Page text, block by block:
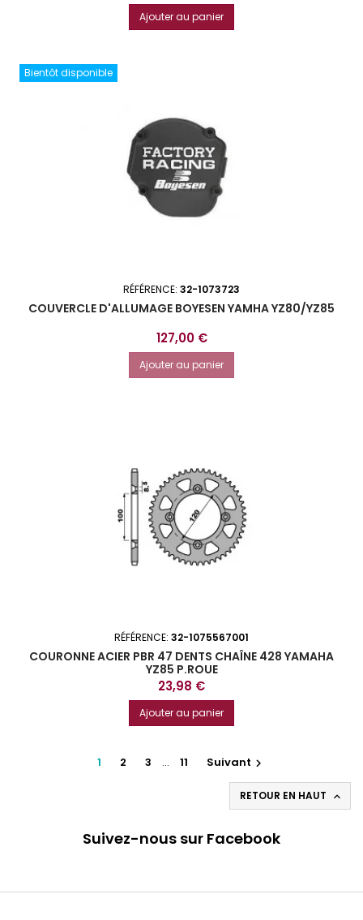
Ajouter au panier
Bientôt disponible
RÉFÉRENCE: 32-1073723
COUVERCLE D'ALLUMAGE BOYESEN YAMHA YZ80/YZ85
Prix
127,00 €
Ajouter au panier
RÉFÉRENCE: 32-1075567001
COURONNE ACIER PBR 47 DENTS CHAÎNE 428 YAMAHA
YZ85 P.ROUE
Prix
23,98 €
Ajouter au panier
1 2 3 … 11 Suivant 
RETOUR EN HAUT 
Suivez-nous sur Facebook